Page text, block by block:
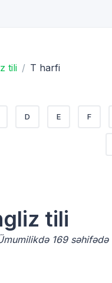
tili T harfi
D E F
tili
169